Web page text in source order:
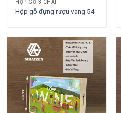
HỘP GỖ 3 CHAI
Hộp gỗ đựng rượu vang 54